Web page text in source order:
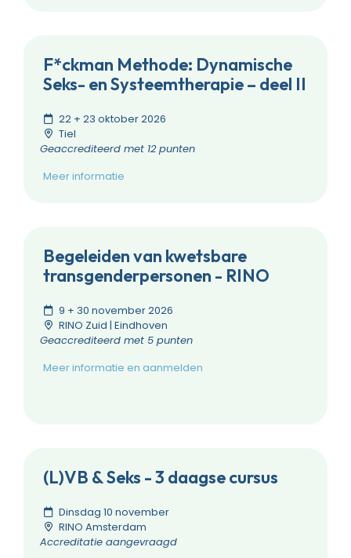
F*ckman Methode: Dynamische
Seks- en Systeemtherapie – deel II
22 + 23 oktober 2026
Tiel
Geaccrediteerd met 12 punten
Meer informatie
Begeleiden van kwetsbare
transgenderpersonen - RINO
9 + 30 november 2026
RINO Zuid | Eindhoven
Geaccrediteerd met 5 punten
Meer informatie en aanmelden
(L)VB & Seks - 3 daagse cursus
Dinsdag 10 november
RINO Amsterdam
Accreditatie aangevraagd